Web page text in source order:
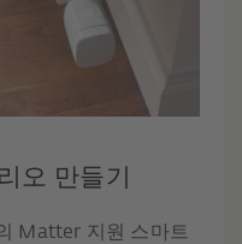
오 만들기
Matter 지원 스마트